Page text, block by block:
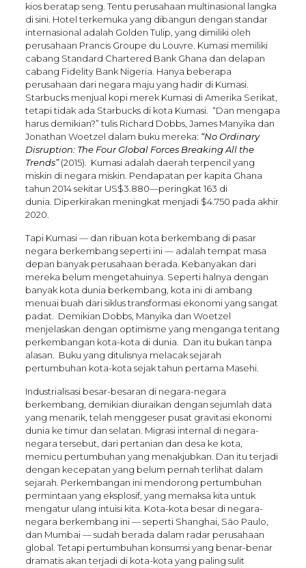
kios beratap seng. Tentu perusahaan multinasional langka
di sini. Hotel terkemuka yang dibangun dengan standar
internasional adalah Golden Tulip, yang dimiliki oleh
perusahaan Prancis Groupe du Louvre. Kumasi memiliki
cabang Standard Chartered Bank Ghana dan delapan
cabang Fidelity Bank Nigeria. Hanya beberapa
perusahaan dari negara maju yang hadir di Kumasi.
Starbucks menjual kopi merek Kumasi di Amerika Serikat,
tetapi tidak ada Starbucks di kota Kumasi. “Dan mengapa
harus demikian?” tulis Richard Dobbs, James Manyika dan
Jonathan Woetzel dalam buku mereka: “No Ordinary
Disruption: The Four Global Forces Breaking All the
Trends”(2015). Kumasi adalah daerah terpencil yang
miskin di negara miskin. Pendapatan per kapita Ghana
tahun 2014 sekitar US$3.880—peringkat 163 di
dunia. Diperkirakan meningkat menjadi $4.750 pada akhir
2020.
Tapi Kumasi — dan ribuan kota berkembang di pasar
negara berkembang seperti ini — adalah tempat masa
depan banyak perusahaan berada. Kebanyakan dari
mereka belum mengetahuinya. Seperti halnya dengan
banyak kota dunia berkembang, kota ini di ambang
menuai buah dari siklus transformasi ekonomi yang sangat
padat. Demikian Dobbs, Manyika dan Woetzel
menjelaskan dengan optimisme yang menganga tentang
perkembangan kota-kota di dunia. Dan itu bukan tanpa
alasan. Buku yang ditulisnya melacak sejarah
pertumbuhan kota-kota sejak tahun pertama Masehi.
Industrialisasi besar-besaran di negara-negara
berkembang, demikian diuraikan dengan sejumlah data
yang menarik, telah menggeser pusat gravitasi ekonomi
dunia ke timur dan selatan. Migrasi internal di negara-
negara tersebut, dari pertanian dan desa ke kota,
memicu pertumbuhan yang menakjubkan. Dan itu terjadi
dengan kecepatan yang belum pernah terlihat dalam
sejarah. Perkembangan ini mendorong pertumbuhan
permintaan yang eksplosif, yang memaksa kita untuk
mengatur ulang intuisi kita. Kota-kota besar di negara-
negara berkembang ini — seperti Shanghai, São Paulo,
dan Mumbai — sudah berada dalam radar perusahaan
global. Tetapi pertumbuhan konsumsi yang benar-benar
dramatis akan terjadi di kota-kota yang paling sulit